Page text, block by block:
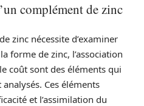
complément de zinc
zinc nécessite d’examiner
forme de zinc, l’association
coût sont des éléments qui
Ces éléments
et l’assimilation du